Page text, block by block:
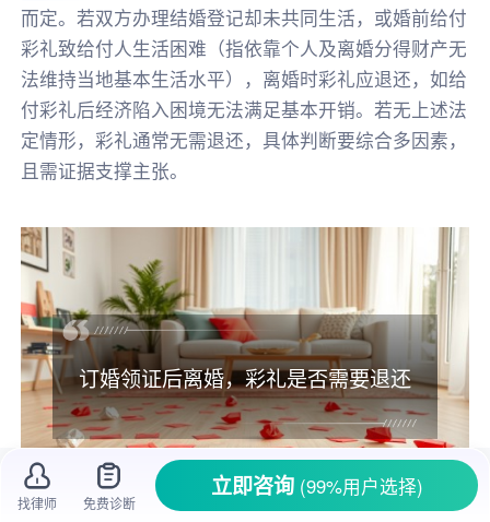
而定。若双方办理结婚登记却未共同生活，或婚前给付
彩礼致给付人生活困难（指依靠个人及离婚分得财产无
法维持当地基本生活水平），离婚时彩礼应退还，如给
付彩礼后经济陷入困境无法满足基本开销。若无上述法
定情形，彩礼通常无需退还，具体判断要综合多因素，
且需证据支撑主张。
订婚领证后离婚，彩礼是否需要退还
找律师 免费诊断
立即咨询 (99%用户选择)